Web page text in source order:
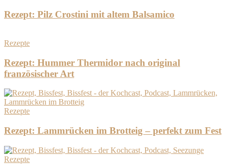
Rezept: Pilz Crostini mit altem Balsamico
Rezepte
Rezept: Hummer Thermidor nach original
französischer Art
Rezepte
Rezept: Lammrücken im Brotteig – perfekt zum Fest
Rezepte